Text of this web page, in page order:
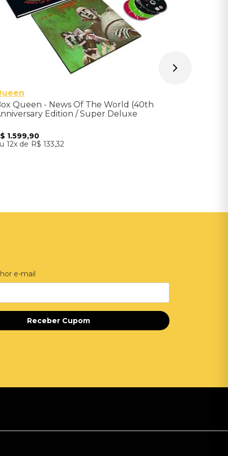
Queen - News Of The World (40th
Edition / Super Deluxe
1.599,90
12
R$ 133,32
e-mail
Receber Cupom